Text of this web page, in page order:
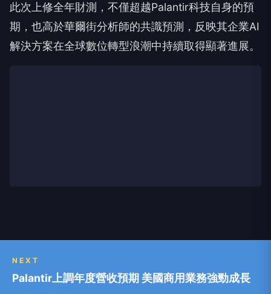
此次上修全年財測，不僅超越Palantir科技自身的預
期，也高於華爾街分析師的共識預測，反映其企業AI
解決方案在全球數位轉型浪潮中持續取得顯著進展。
NEXT
Palantir上調年度營收預期 美國商用業務強勁成長